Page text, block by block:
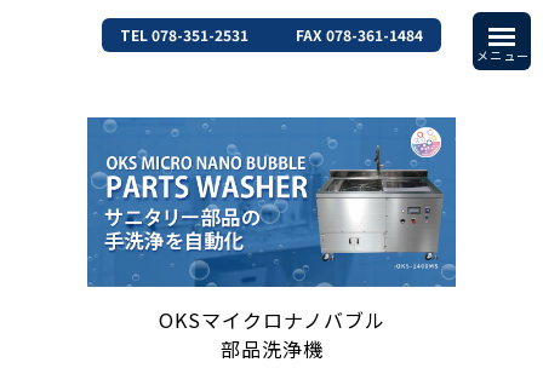
TEL 078-351-2531 FAX 078-361-1484
OKSマイクロナノバブル
部品洗浄機